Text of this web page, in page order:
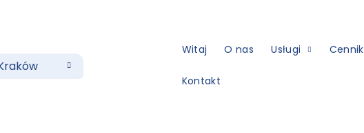
Witaj O nas Usługi Cennik
Kontakt